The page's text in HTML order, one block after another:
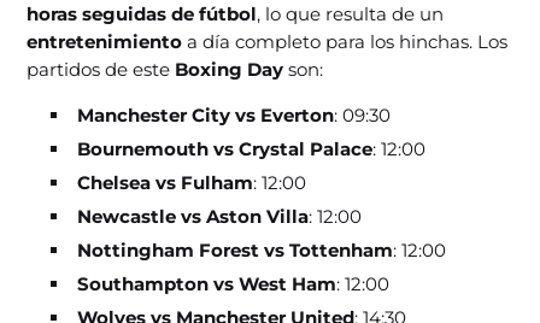
horas seguidas de fútbol, lo que resulta de un
entretenimientoa día completo para los hinchas. Los
partidos de este Boxing Dayson:
Manchester City vs Everton: 09:30
Bournemouth vs Crystal Palace: 12:00
Chelsea vs Fulham: 12:00
Newcastle vs Aston Villa: 12:00
Nottingham Forest vs Tottenham: 12:00
Southampton vs West Ham: 12:00
Wolves vs Manchester United: 14:30